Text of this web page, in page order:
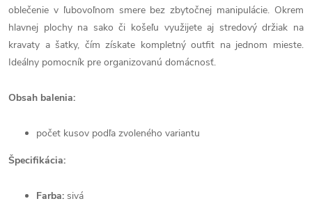
oblečenie v ľubovoľnom smere bez zbytočnej manipulácie. Okrem
hlavnej plochy na sako či košeľu využijete aj stredový držiak na
kravaty a šatky, čím získate kompletný outfit na jednom mieste.
Ideálny pomocník pre organizovanú domácnosť.
Obsah balenia:
počet kusov podľa zvoleného variantu
Špecifikácia:
Farba: sivá